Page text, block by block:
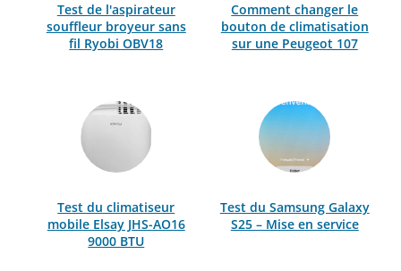
Test de l'aspirateur
souffleur broyeur sans
fil Ryobi OBV18
Comment changer le
bouton de climatisation
sur une Peugeot 107
Test du climatiseur
mobile Elsay JHS-AO16
9000 BTU
Test du Samsung Galaxy
S25 – Mise en service